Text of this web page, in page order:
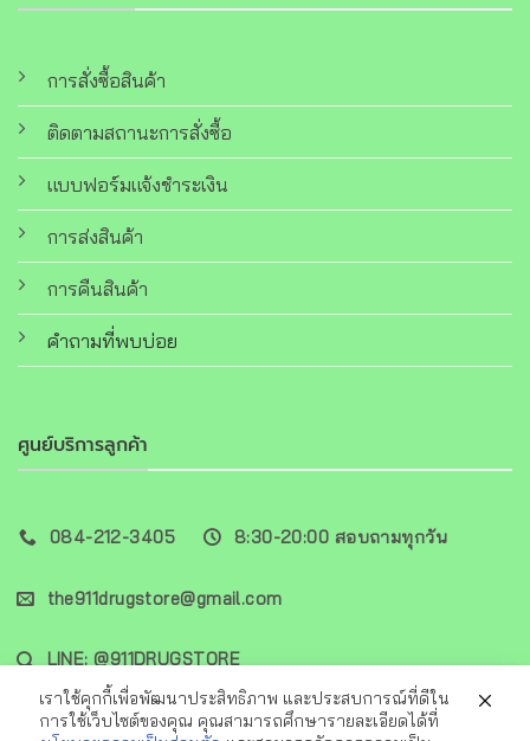
การสั่งซื้อสินค้า
ติดตามสถานะการสั่งซื้อ
แบบฟอร์มแจ้งชำระเงิน
การส่งสินค้า
การคืนสินค้า
คำถามที่พบบ่อย
ศูนย์บริการลูกค้า
084-212-3405 8:30-20:00 สอบถามทุกวัน
the911drugstore@gmail.com
LINE: @911DRUGSTORE
เราใช้คุกกี้เพื่อพัฒนาประสิทธิภาพ และประสบการณ์ที่ดีใน
การใช้เว็บไซต์ของคุณ คุณสามารถศึกษารายละเอียดได้ที่